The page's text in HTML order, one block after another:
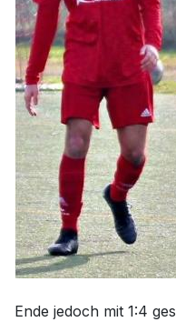
Ende jedoch mit 1:4